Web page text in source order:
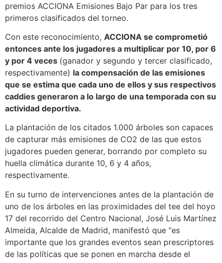
premios ACCIONA Emisiones Bajo Par para los tres
primeros clasificados del torneo.
Con este reconocimiento, ACCIONA se comprometió
entonces ante los jugadores a multiplicar por 10, por 6
y por 4 veces (ganador y segundo y tercer clasificado,
respectivamente) la compensación de las emisiones
que se estima que cada uno de ellos y sus respectivos
caddies generaron a lo largo de una temporada con su
actividad deportiva.
La plantación de los citados 1.000 árboles son capaces
de capturar más emisiones de CO2 de las que estos
jugadores pueden generar, borrando por completo su
huella climática durante 10, 6 y 4 años,
respectivamente.
En su turno de intervenciones antes de la plantación de
uno de los árboles en las proximidades del tee del hoyo
17 del recorrido del Centro Nacional, José Luis Martínez
Almeida, Alcalde de Madrid, manifestó que “es
importante que los grandes eventos sean prescriptores
de las políticas que se ponen en marcha desde el